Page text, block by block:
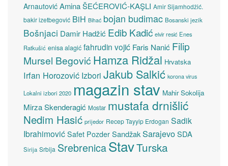
Arnautović Amina ŠEĆEROVIĆ-KAŞLI Amir Sijamhodžić.
bakir izetbegović BiH Bihać bojan budimac Bosanski jezik
Bošnjaci Damir Hadžić Edib Kadić elvir resić Enes
Ratkušić enisa alagić fahrudin vojić Faris Nanić Filip
Mursel Begović Hamza Ridžal Hrvatska
Irfan Horozović Izbori Jakub Salkić korona virus
Lokalni izbori 2020 magazin stav Mahir Sokolija
Mirza Skenderagić Mostar mustafa drnišlić
Nedim Hasić prijedor Recep Tayyip Erdogan Sadik
Ibrahimović Safet Pozder SandžakSarajevoSDA
Sirija Srbija SrebrenicaStavTurska